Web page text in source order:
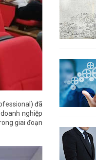
đã
nghiệp
giai đoạn